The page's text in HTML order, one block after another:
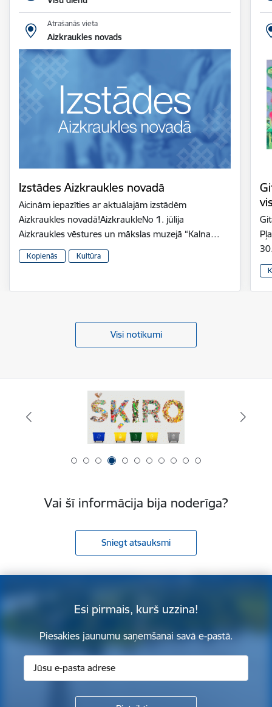
Atrašanās vieta
Aizkraukles novads
Izstādes Aizkraukles novadā
Aicinām iepazīties ar aktuālajām izstādēm
Aizkraukles novadā!AizkraukleNo 1. jūlija
Aizkraukles vēstures un mākslas muzejā “Kalna…
Kopienās Kultūra
Visi notikumi
Vai šī informācija bija noderīga?
Sniegt atsauksmi
Esi pirmais, kurš uzzina!
Piesakies jaunumu saņemšanai savā e-pastā.